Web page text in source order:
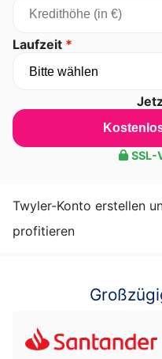
Laufzeit *
SSL-
Twyler-Konto erstellen
profitieren